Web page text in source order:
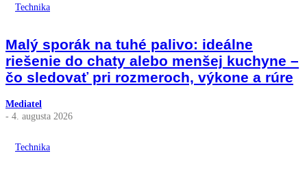
Technika
Malý sporák na tuhé palivo: ideálne
riešenie do chaty alebo menšej kuchyne –
čo sledovať pri rozmeroch, výkone a rúre
Mediatel
- 4. augusta 2026
Technika